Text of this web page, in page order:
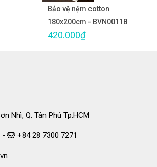
Bảo vệ nệm cotton
180x200cm - BVN00118
420.000₫
Nhì, Q. Tân Phú Tp.HCM
- +84 28 7300 7271